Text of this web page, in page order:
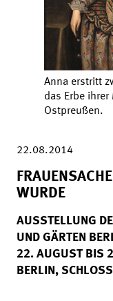
Anna erstritt
das Erbe
Ostpreußen.
22.08.2014
URDE
AUSSTELLUNG
ND GÄRTEN
22. AUGUST BIS
BERLIN,